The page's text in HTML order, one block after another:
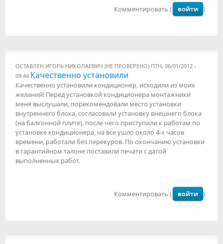
Комментировать ( войти )
ОСТАВЛЕН ИГОРЬ НИКОЛАЕВИЧ (НЕ ПРОВЕРЕНО) ПТН, 06/01/2012 -
09:44 Качественно установили
Качественно установили кондиционер, исходили из моих
желаний! Перед установкой кондиционера монтажники
меня выслушали, порекомендовали место установки
внутреннего блока, согласовали установку внешнего блока
(на балконной плите), после чего приступили к работам по
установке кондиционера, на все ушло около 4-х часов
времени, работали без перекуров. По окончанию установки
в гарантийном талоне поставили печати с датой
выполненных работ.
Комментировать ( войти )